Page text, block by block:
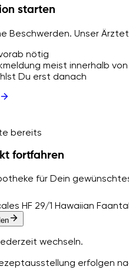
starten
Beschwerden. Unser
nötig
meist innerhalb
Du erst danach
bereits
fortfahren
für Dein
HF 29/1 Hawaiian Faanta
wechseln.
erfolgen